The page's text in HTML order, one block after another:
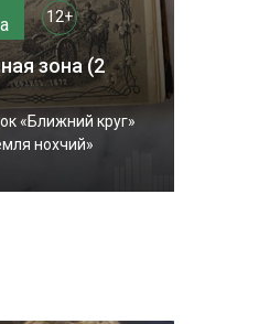
12+
зона (2
«Ближний круг»
нохчий»